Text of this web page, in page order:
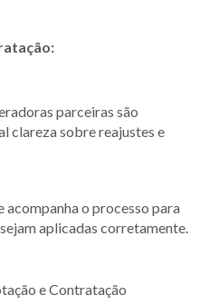
parceiras são
clareza sobre reajustes e
acompanha o processo para
aplicadas corretamente.
e Contratação